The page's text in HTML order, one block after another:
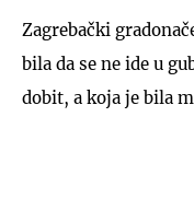
Zagrebački
bila da se ne ide u
dobit, a koja je bila